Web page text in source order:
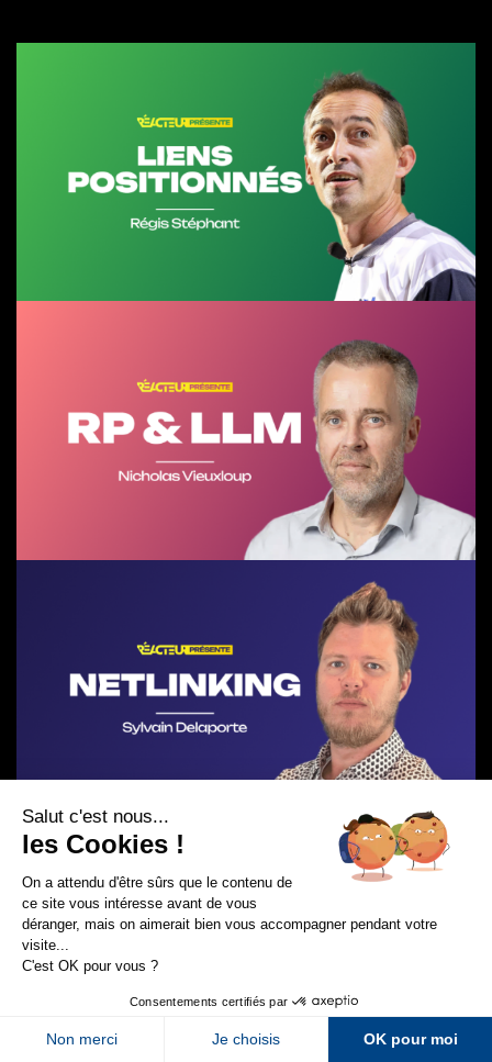
Sur LinkedIn Sur Youtube
Sur X Sur Facebook
Newsletter Abondance